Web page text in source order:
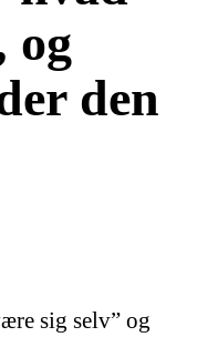
og
den
sig selv” og